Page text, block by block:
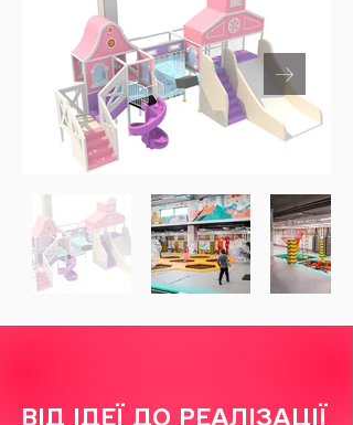
ВІД ІДЕЇ ДО РЕАЛІЗАЦІЇ